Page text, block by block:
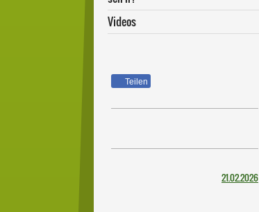
Videos
Teilen
21.02.2026